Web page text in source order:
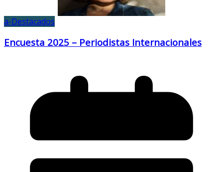
a-Destacados
Encuesta 2025 – Periodistas Internacionales